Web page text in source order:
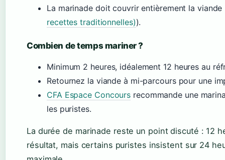
La marinade doit couvrir entièrement la viande
recettes traditionnelles)).
Combien de temps mariner ?
Minimum 2 heures, idéalement 12 heures au
Retournez la viande à mi-parcours pour une
CFA Espace Concours recommande une
les puristes.
La durée de marinade reste un point discuté : 12
résultat, mais certains puristes insistent sur 24